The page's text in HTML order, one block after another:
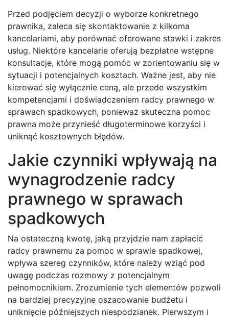
Przed podjęciem decyzji o wyborze konkretnego
prawnika, zaleca się skontaktowanie z kilkoma
kancelariami, aby porównać oferowane stawki i zakres
usług. Niektóre kancelarie oferują bezpłatne wstępne
konsultacje, które mogą pomóc w zorientowaniu się w
sytuacji i potencjalnych kosztach. Ważne jest, aby nie
kierować się wyłącznie ceną, ale przede wszystkim
kompetencjami i doświadczeniem radcy prawnego w
sprawach spadkowych, ponieważ skuteczna pomoc
prawna może przynieść długoterminowe korzyści i
uniknąć kosztownych błędów.
Jakie czynniki wpływają na
wynagrodzenie radcy
prawnego w sprawach
spadkowych
Na ostateczną kwotę, jaką przyjdzie nam zapłacić
radcy prawnemu za pomoc w sprawie spadkowej,
wpływa szereg czynników, które należy wziąć pod
uwagę podczas rozmowy z potencjalnym
pełnomocnikiem. Zrozumienie tych elementów pozwoli
na bardziej precyzyjne oszacowanie budżetu i
uniknięcie późniejszych niespodzianek. Pierwszym i